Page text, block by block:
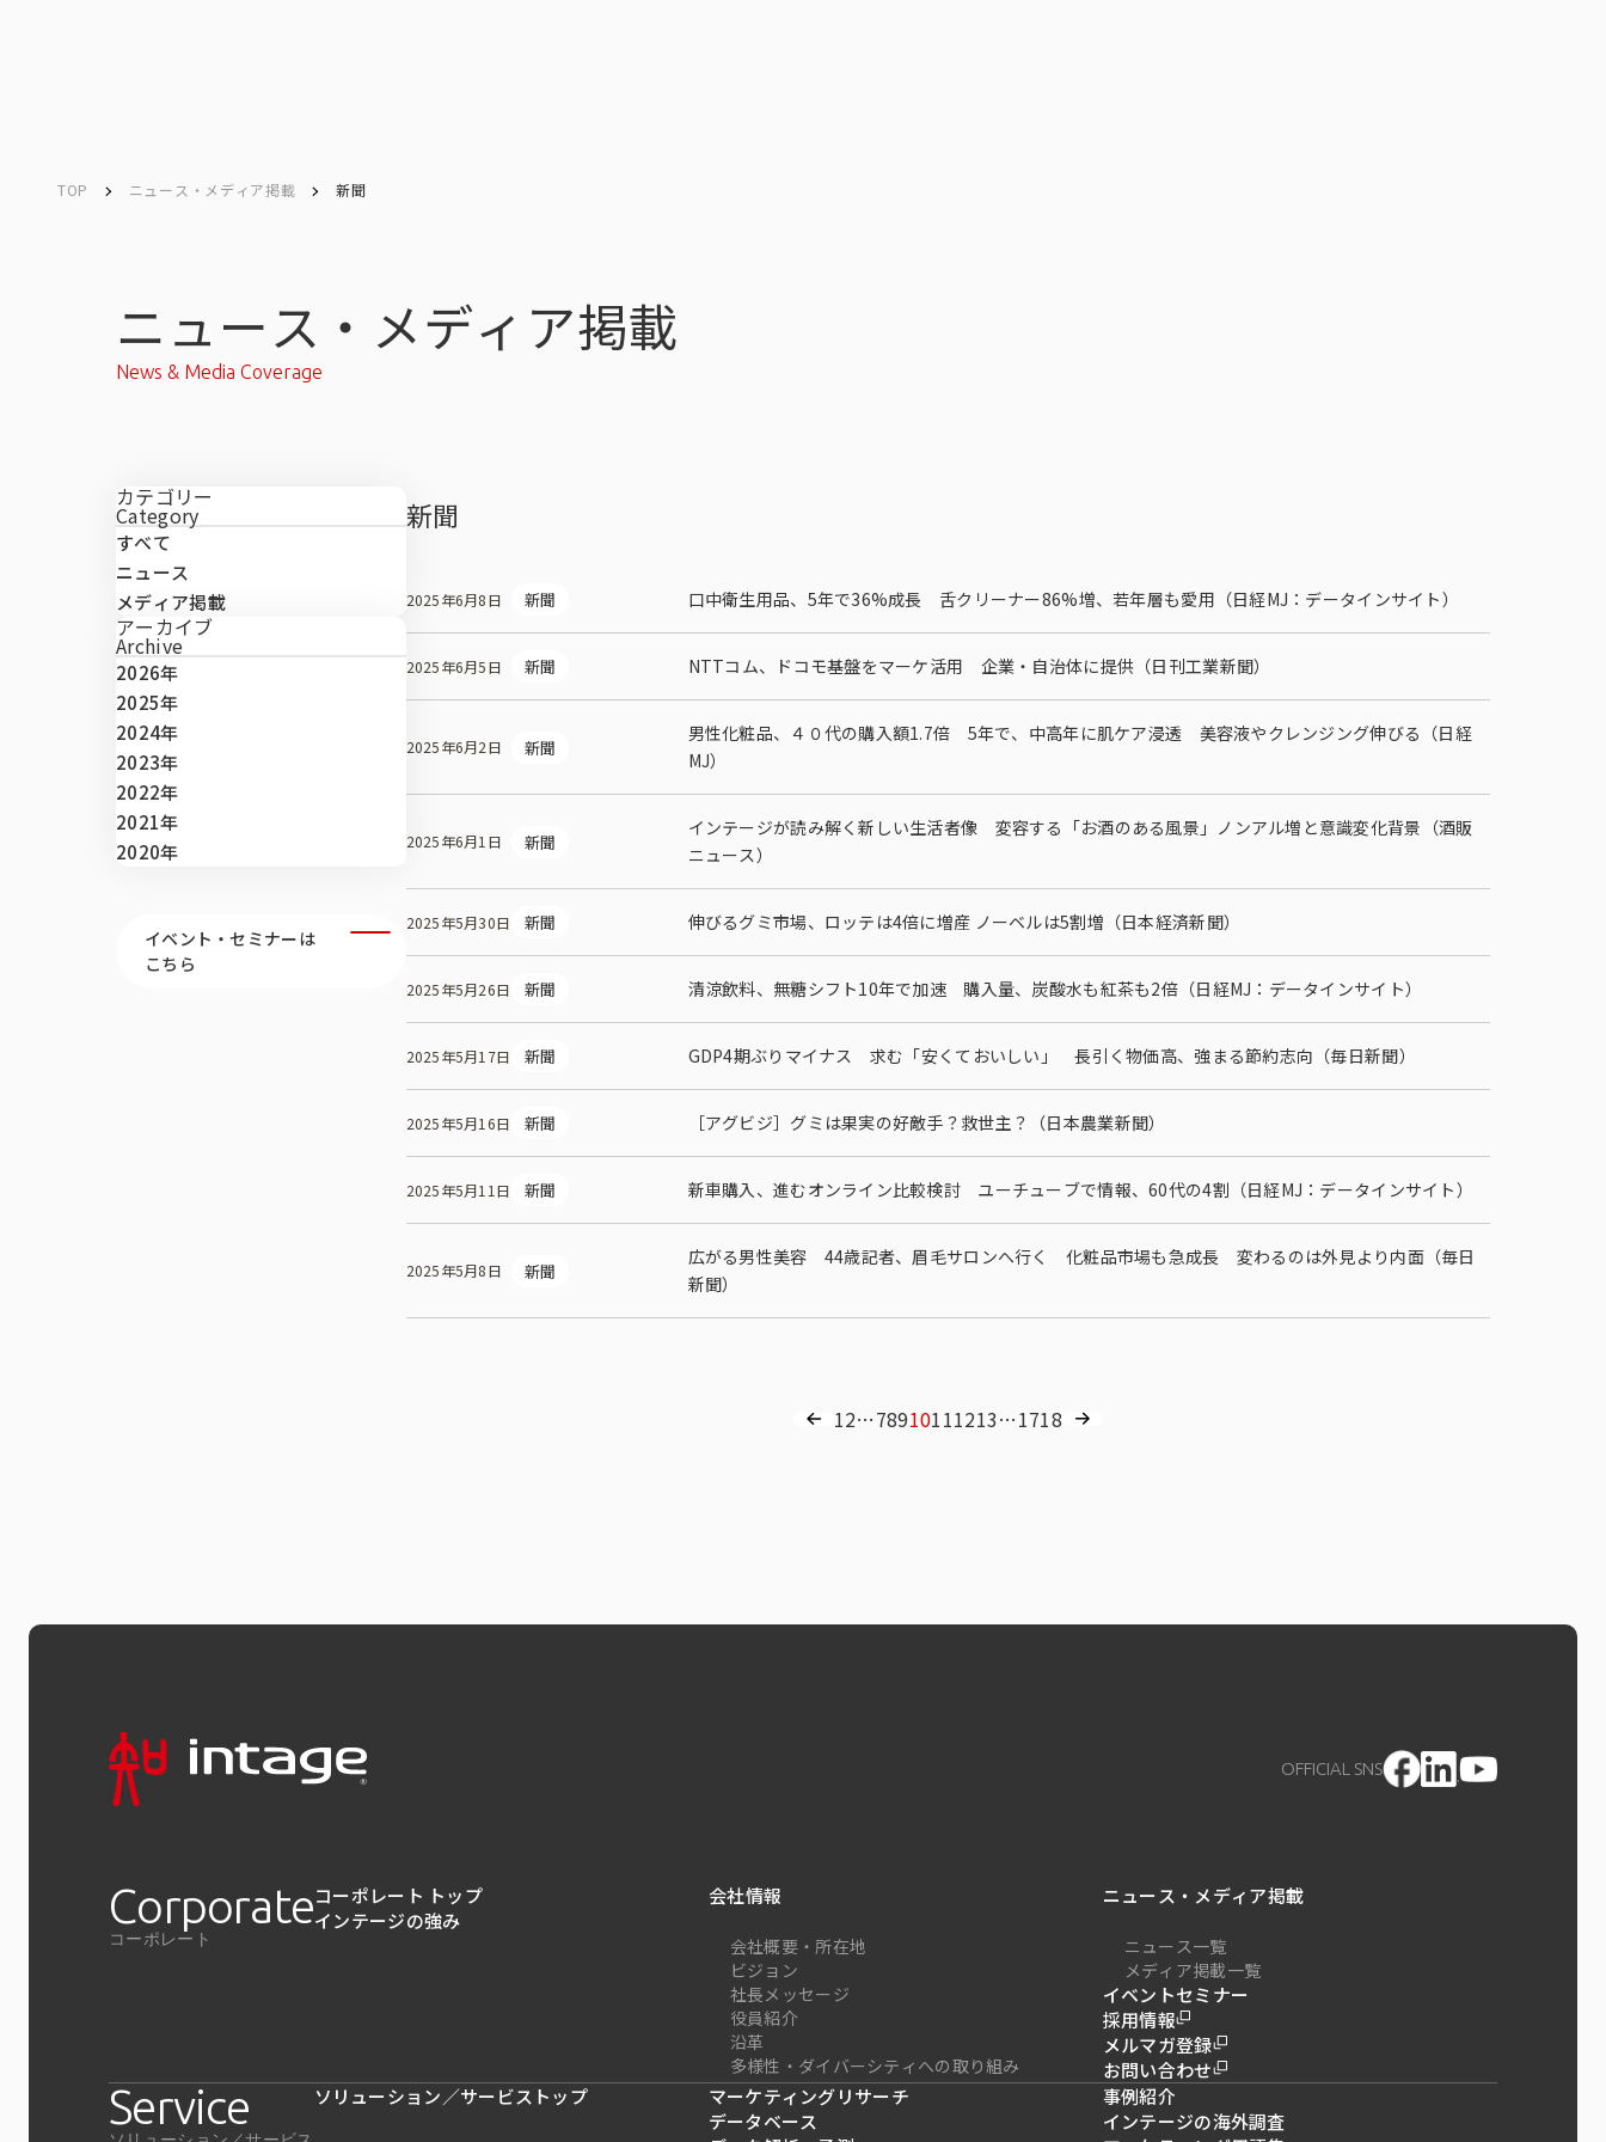
会社概要・所在地
多様性・ダイバーシティへの取り組
TOP ニュース・メディア掲載 新聞
ニュース・メディア掲載
News & Media Coverage
カテゴリー
Category
すべて
ニュース
メディア掲載
アーカイブ
Archive
2026年
2025年
2024年
2023年
2022年
2021年
2020年
イベント・セミナーは
こちら
新聞
2025年6月8日 新聞 口中衛生用品、5年で36%成長 舌クリーナー86%増、若年層も愛用（日経MJ：データインサイト）
2025年6月5日 新聞 NTTコム、ドコモ基盤をマーケ活用 企業・自治体に提供（日刊工業新聞）
2025年6月2日 新聞
男性化粧品、４０代の購入額1.7倍 5年で、中高年に肌ケア浸透 美容液やクレンジング伸びる（日経
MJ）
2025年6月1日 新聞
インテージが読み解く新しい生活者像 変容する「お酒のある風景」ノンアル増と意識変化背景（酒販
ニュース）
2025年5月30日 新聞 伸びるグミ市場、ロッテは4倍に増産 ノーベルは5割増（日本経済新聞）
2025年5月26日 新聞 清涼飲料、無糖シフト10年で加速 購入量、炭酸水も紅茶も2倍（日経MJ：データインサイト）
2025年5月17日 新聞 GDP4期ぶりマイナス 求む「安くておいしい」 長引く物価高、強まる節約志向（毎日新聞）
2025年5月16日 新聞 ［アグビジ］グミは果実の好敵手？救世主？（日本農業新聞）
2025年5月11日 新聞 新車購入、進むオンライン比較検討 ユーチューブで情報、60代の4割（日経MJ：データインサイト）
2025年5月8日 新聞
広がる男性美容 44歳記者、眉毛サロンへ行く 化粧品市場も急成長 変わるのは外見より内面（毎日
新聞）
12…78910111213…1718
OFFICIAL SNS
Corporate
コーポレート
コーポレート トップ
インテージの強み
会社情報
会社概要・所在地
ビジョン
社長メッセージ
役員紹介
沿革
多様性・ダイバーシティへの取り組み
ニュース・メディア掲載
ニュース一覧
メディア掲載一覧
イベントセミナー
採用情報
メルマガ登録
お問い合わせ
Service ソリューション／サービストップ
マーケティングリサーチ
データベース
事例紹介
インテージの海外調査